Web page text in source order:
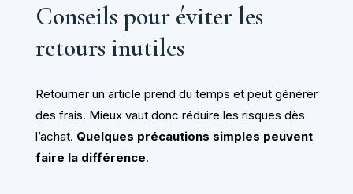
Conseils pour éviter les
retours inutiles
Retourner un article prend du temps et peut générer
des frais. Mieux vaut donc réduire les risques dès
l’achat. Quelques précautions simples peuvent
faire la différence.